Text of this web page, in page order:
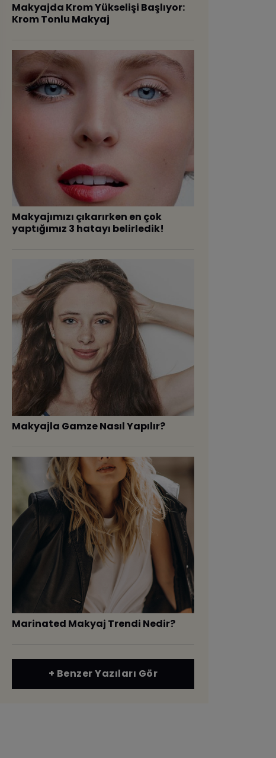
Makyajda Krom Yükselişi Başlıyor:
Krom Tonlu Makyaj
Makyajımızı çıkarırken en çok
yaptığımız 3 hatayı belirledik!
Makyajla Gamze Nasıl Yapılır?
Marinated Makyaj Trendi Nedir?
+ Benzer Yazıları Gör